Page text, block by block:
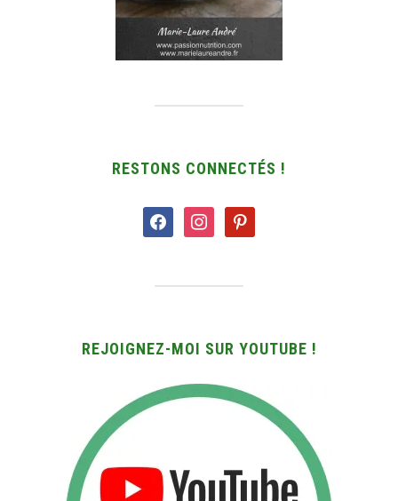
RESTONS CONNECTÉS !
facebookinstagrampinterest
REJOIGNEZ-MOI SUR YOUTUBE !